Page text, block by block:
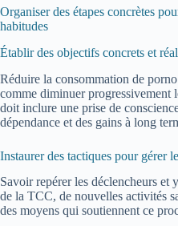
Organiser des étapes concrètes
habitudes
Établir des objectifs concrets et
Réduire la consommation de
comme diminuer progressivement
doit inclure une prise de
dépendance et des gains à long
Instaurer des tactiques pour gérer
Savoir repérer les déclencheurs et
de la TCC, de nouvelles activités
des moyens qui soutiennent ce